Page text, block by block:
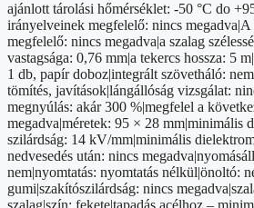
ajánlott tárolási hőmérséklet: -50 °C do
irányelveinek megfelelő: nincs
megfelelő: nincs megadva|a szalag
vastagsága: 0,76 mm|a tekercs hossza: 5
1 db, papír doboz|integrált szövetháló:
tömítés, javítások|lángállóság vizsgálat:
megnyúlás: akár 300 %|megfelel a
megadva|méretek: 95 × 28 mm|minimális
szilárdság: 14 kV/mm|minimális
nedvesedés után: nincs
nem|nyomtatás: nyomtatás nélkül|önoltó:
gumi|szakítószilárdság: nincs